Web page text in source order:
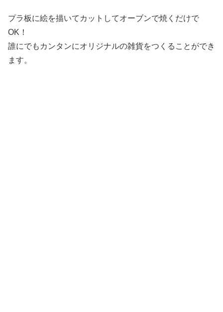
プラ板に絵を描いてカットしてオーブンで焼くだけで
OK！
誰にでもカンタンにオリジナルの雑貨をつくることができ
ます。